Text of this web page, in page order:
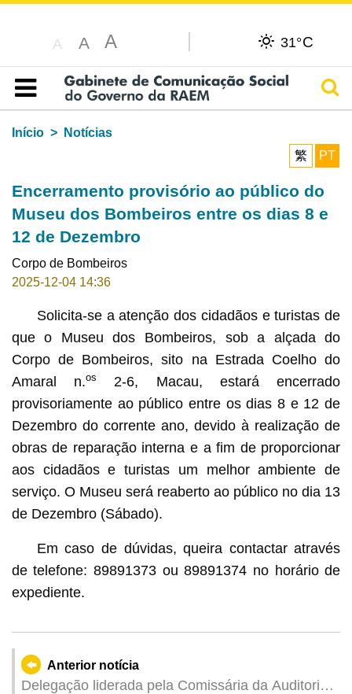
A A A 31°C
Índice
Início
Notícias
繁
PT
Encerramento provisório ao público do
Museu dos Bombeiros entre os dias 8 e
12 de Dezembro
Corpo de Bombeiros
2025-12-04 14:36
Solicita-se a atenção dos cidadãos e turistas de
que o Museu dos Bombeiros, sob a alçada do
Corpo de Bombeiros, sito na Estrada Coelho do
Amaral n.os
2-6, Macau, estará encerrado
provisoriamente ao público entre os dias 8 e 12 de
Dezembro do corrente ano, devido à realização de
obras de reparação interna e a fim de proporcionar
aos cidadãos e turistas um melhor ambiente de
serviço. O Museu será reaberto ao público no dia 13
de Dezembro (Sábado).
Em caso de dúvidas, queira contactar através
de telefone: 89891373 ou 89891374 no horário de
expediente.
Anterior notícia
Delegação liderada pela Comissária da Auditoria